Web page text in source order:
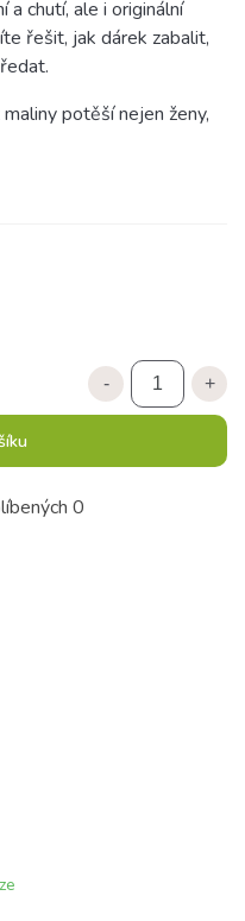
chutí, ale i originální
řešit, jak dárek zabalit,
potěší nejen ženy,
- +
0